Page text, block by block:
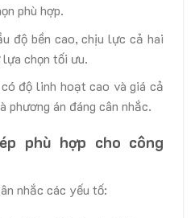
phù hợp.
độ bền cao, chịu lực cả hai
chọn tối ưu.
độ linh hoạt cao và giá cả
phương án đáng cân nhắc.
phù hợp cho công
nhắc các yếu tố: